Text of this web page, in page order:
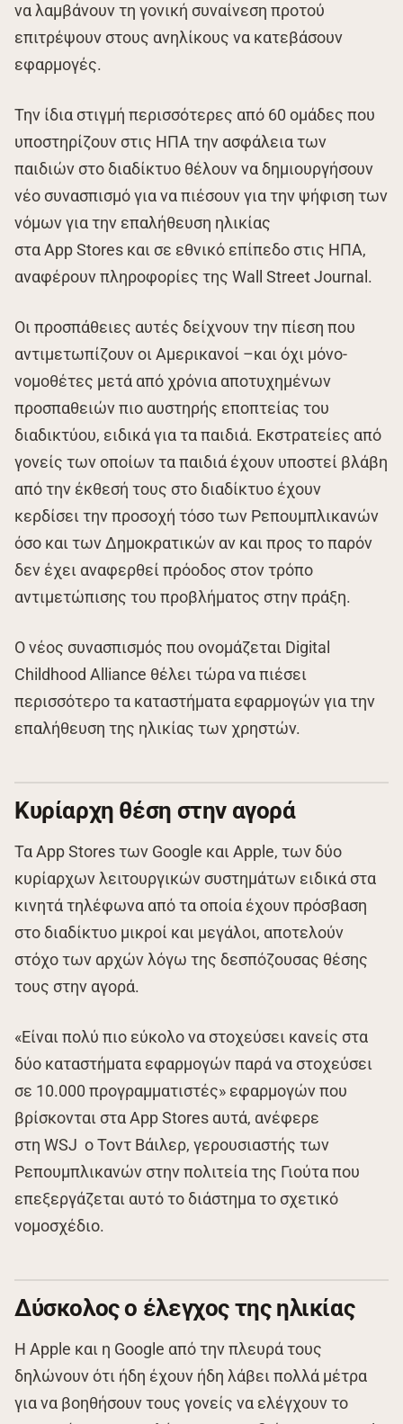
να λαμβάνουν τη γονική συναίνεση προτού
επιτρέψουν στους ανηλίκους να κατεβάσουν
εφαρμογές.
Την ίδια στιγμή περισσότερες από 60 ομάδες που
υποστηρίζουν στις ΗΠΑ την ασφάλεια των
παιδιών στο διαδίκτυο θέλουν να δημιουργήσουν
νέο συνασπισμό για να πιέσουν για την ψήφιση των
νόμων για την επαλήθευση ηλικίας
στα App Stores και σε εθνικό επίπεδο στις ΗΠΑ,
αναφέρουν πληροφορίες της Wall Street Journal.
Οι προσπάθειες αυτές δείχνουν την πίεση που
αντιμετωπίζουν οι Αμερικανοί –και όχι μόνο-
νομοθέτες μετά από χρόνια αποτυχημένων
προσπαθειών πιο αυστηρής εποπτείας του
διαδικτύου, ειδικά για τα παιδιά. Εκστρατείες από
γονείς των οποίων τα παιδιά έχουν υποστεί βλάβη
από την έκθεσή τους στο διαδίκτυο έχουν
κερδίσει την προσοχή τόσο των Ρεπουμπλικανών
όσο και των Δημοκρατικών αν και προς το παρόν
δεν έχει αναφερθεί πρόοδος στον τρόπο
αντιμετώπισης του προβλήματος στην πράξη.
Ο νέος συνασπισμός που ονομάζεται Digital
Childhood Alliance θέλει τώρα να πιέσει
περισσότερο τα καταστήματα εφαρμογών για την
επαλήθευση της ηλικίας των χρηστών.
Κυρίαρχη θέση στην αγορά
Τα App Stores των Google και Apple, των δύο
κυρίαρχων λειτουργικών συστημάτων ειδικά στα
κινητά τηλέφωνα από τα οποία έχουν πρόσβαση
στο διαδίκτυο μικροί και μεγάλοι, αποτελούν
στόχο των αρχών λόγω της δεσπόζουσας θέσης
τους στην αγορά.
«Είναι πολύ πιο εύκολο να στοχεύσει κανείς στα
δύο καταστήματα εφαρμογών παρά να στοχεύσει
σε 10.000 προγραμματιστές» εφαρμογών που
βρίσκονται στα App Stores αυτά, ανέφερε
στη WSJ ο Τοντ Βάιλερ, γερουσιαστής των
Ρεπουμπλικανών στην πολιτεία της Γιούτα που
επεξεργάζεται αυτό το διάστημα το σχετικό
νομοσχέδιο.
Δύσκολος ο έλεγχος της ηλικίας
Η Apple και η Google από την πλευρά τους
δηλώνουν ότι ήδη έχουν ήδη λάβει πολλά μέτρα
για να βοηθήσουν τους γονείς να ελέγχουν το